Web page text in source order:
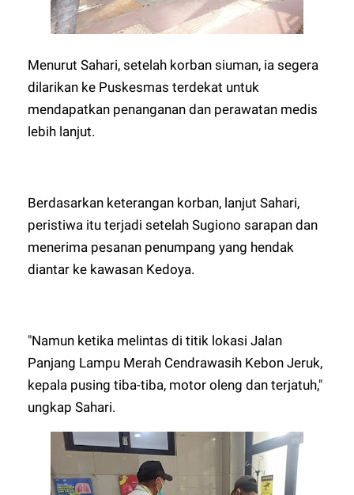
Menurut Sahari, setelah korban siuman, ia segera
dilarikan ke Puskesmas terdekat untuk
mendapatkan penanganan dan perawatan medis
lebih lanjut.
Berdasarkan keterangan korban, lanjut Sahari,
peristiwa itu terjadi setelah Sugiono sarapan dan
menerima pesanan penumpang yang hendak
diantar ke kawasan Kedoya.
"Namun ketika melintas di titik lokasi Jalan
Panjang Lampu Merah Cendrawasih Kebon Jeruk,
kepala pusing tiba-tiba, motor oleng dan terjatuh,"
ungkap Sahari.